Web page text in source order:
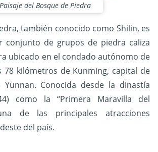
Paisaje del Bosque de Piedra
también conocido como Shilin, es
conjunto de grupos de piedra caliza
ubicado en el condado autónomo de
78 kilómetros de Kunming, capital de
Conocida desde la dinastía
como la “Primera Maravilla del
de las principales atracciones
del país.